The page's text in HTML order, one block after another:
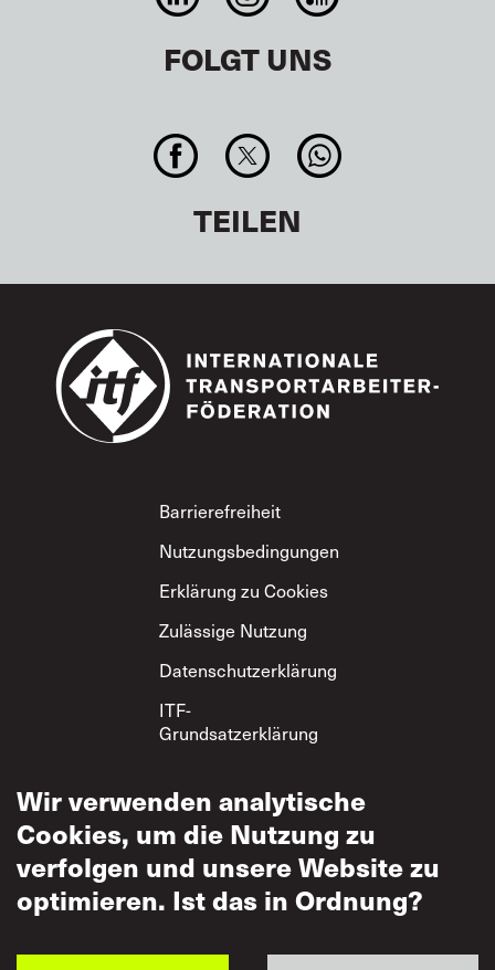
FOLGT UNS
TEILEN
Footer
Barrierefreiheit
Nutzungsbedingungen
Erklärung zu Cookies
Zulässige Nutzung
Datenschutzerklärung
ITF-
Grundsatzerklärung
Wir verwenden analytische
Cookies, um die Nutzung zu
verfolgen und unsere Website zu
optimieren. Ist das in Ordnung?